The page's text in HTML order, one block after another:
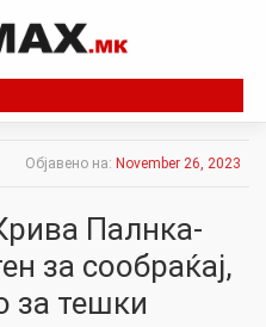
Објавено на: November 26, 2023
Палнка-
за сообраќај,
за тешки